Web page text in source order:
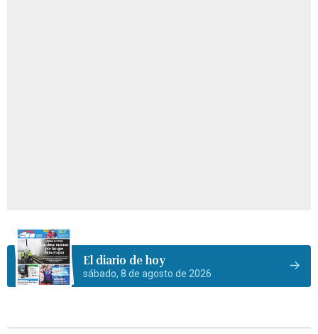
El diario de hoy
sábado, 8 de agosto de 2026